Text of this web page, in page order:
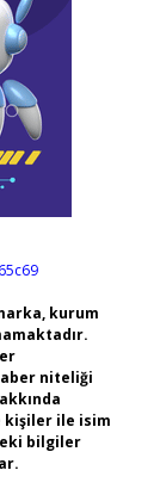
kurum
niteliği
kişiler ile isim
bilgiler